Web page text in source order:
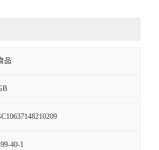
品
40-1